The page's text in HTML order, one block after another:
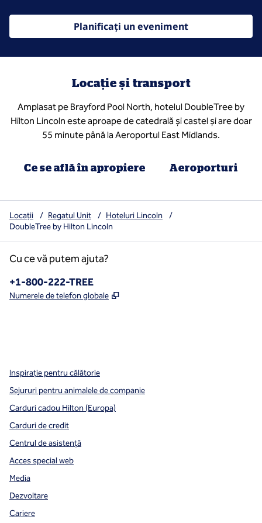
Planificați un eveniment
Locație și transport
Amplasat pe Brayford Pool North, hotelul DoubleTree by
Hilton Lincoln este aproape de catedrală și castel și are doar
55 minute până la Aeroportul East Midlands.
Ce se află în apropiere Aeroporturi
Locații / Regatul Unit / Hoteluri Lincoln
/
DoubleTree by Hilton Lincoln
Cu ce vă putem ajuta?
Telefon:
+1-800-222-TREE
Numerele de telefon globale ,
Inspirație pentru călătorie
Sejururi pentru animalele de companie
Carduri cadou Hilton (Europa)
Carduri de credit
Centrul de asistență
Acces special web
Media
Dezvoltare
Cariere